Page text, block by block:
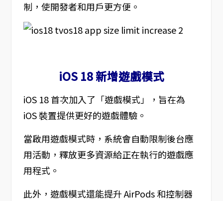
制，使開發者和用戶更方便。
iOS 18 新增遊戲模式
iOS 18 首次加入了「遊戲模式」，旨在為
iOS 裝置提供更好的遊戲體驗。
當啟用遊戲模式時，系統會自動限制後台應
用活動，釋放更多資源給正在執行的遊戲應
用程式。
此外，遊戲模式還能提升 AirPods 和控制器